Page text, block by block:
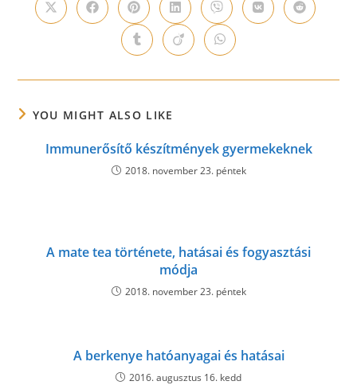
Opens
in
Opens
in
window
Opens
in
a
new
window
Opens
in
a
new
window
Opens
in
a
new
window
Opens
in
Opens
in
Opens
in
new
Opens
in
new
Opens
in
new
YOU MIGHT ALSO LIKE
Immunerősítő készítmények gyermekeknek
2018. november 23. péntek
A mate tea története, hatásai és fogyasztási
módja
2018. november 23. péntek
A berkenye hatóanyagai és hatásai
2016. augusztus 16. kedd